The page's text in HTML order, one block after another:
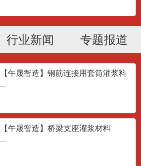
行业新闻 专题报道
【午晟智造】钢筋连接用套筒灌浆料
...
【午晟智造】桥梁支座灌浆材料
...